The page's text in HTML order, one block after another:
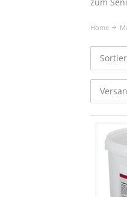
Home